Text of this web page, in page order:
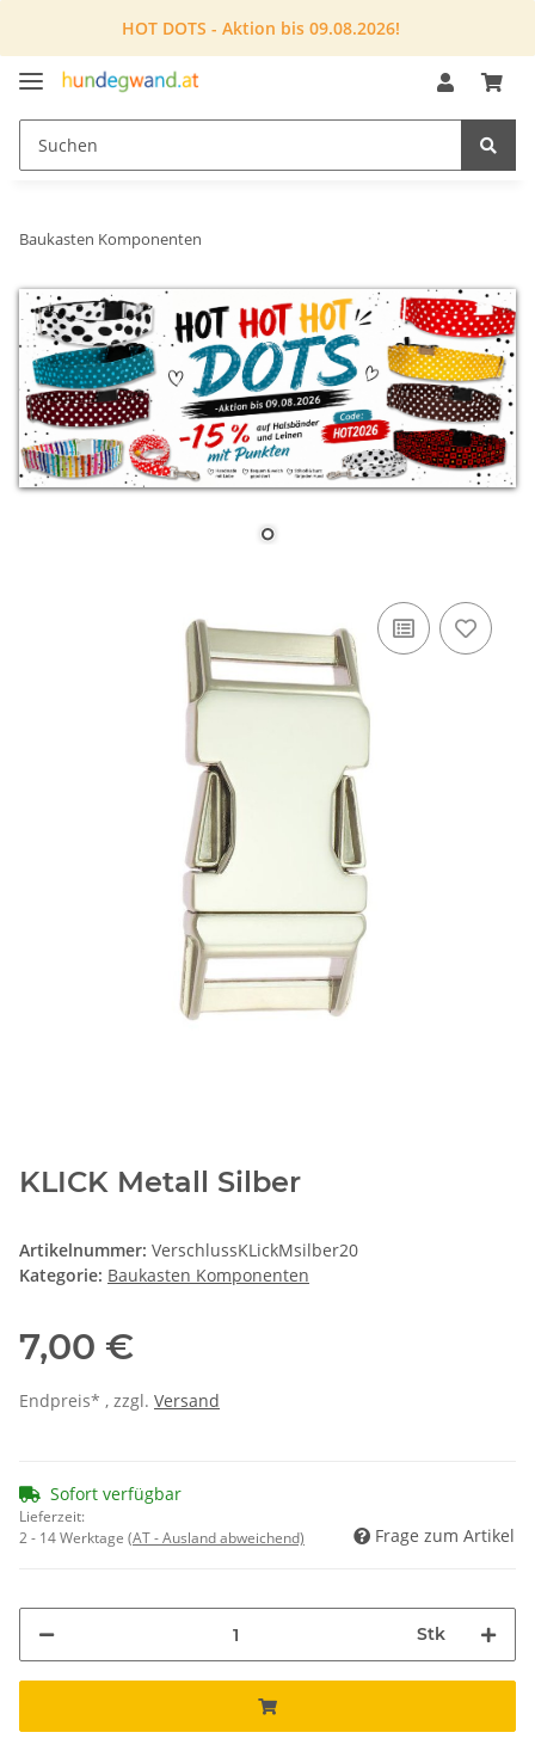
HOT DOTS - Aktion bis 09.08.2026!
Baukasten Komponenten
KLICK Metall Silber
Artikelnummer: VerschlussKLickMsilber20
Kategorie: Baukasten Komponenten
7,00 €
Endpreis* , zzgl. Versand
Sofort verfügbar
Lieferzeit:
2 - 14 Werktage (AT - Ausland abweichend) Frage zum Artikel
Stk